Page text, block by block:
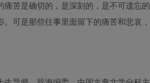
痛苦是确切的，是深刻的，是不可遗忘
。可是那些往事里面留下的痛苦和悲